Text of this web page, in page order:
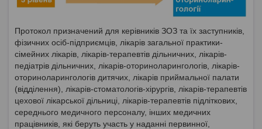
Протокол призначений для керівників ЗОЗ та їх заступників,
фізичних осіб-підприємців, лікарів загальної практики-
сімейних лікарів, лікарів-терапевтів дільничних, лікарів-
педіатрів дільничних, лікарів-оториноларингологів, лікарів-
оториноларингологів дитячих, лікарів приймальної палати
(відділення), лікарів-стоматологів-хірургів, лікарів-терапевтів
цехової лікарської дільниці, лікарів-терапевтів підліткових,
середнього медичного персоналу, інших медичних
працівників, які беруть участь у наданні первинної,